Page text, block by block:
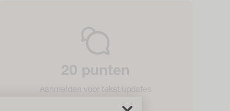
20 punten
Aanmelden voor tekst updates